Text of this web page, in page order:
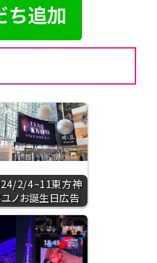
2/4~11東方神
ノお誕生日広告